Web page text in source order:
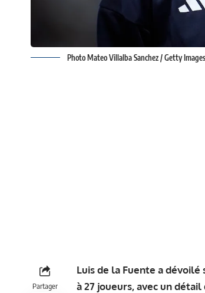
Photo Mateo Villalba Sanchez / Getty Images
Partager
Luis de la Fuente a
à 27 joueurs, avec un